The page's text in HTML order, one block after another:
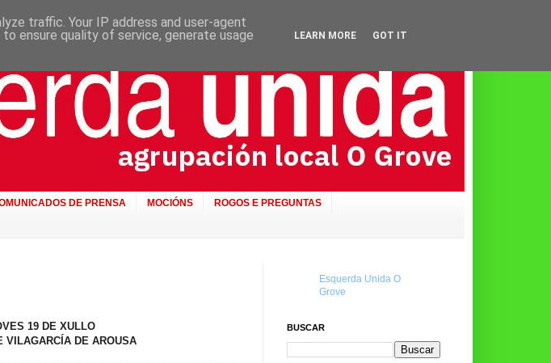
DE PRENSA MOCIÓNS ROGOS E PREGUNTAS
19 DE XULLO
VILAGARCÍA DE AROUSA
Esquerda Unida O
Grove
BUSCAR
traffic. Your IP address and user-agent
ensure quality of service, generate usage
LEARN MORE GOT IT